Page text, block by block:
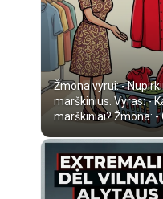
Žmona vyrui: -
marškinius. Vyras: -
marškiniai? Žmona: -